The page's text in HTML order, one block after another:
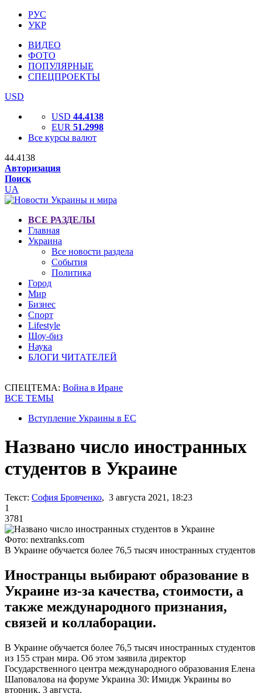
РУС
УКР
ВИДЕО
ФОТО
ПОПУЛЯРНЫЕ
СПЕЦПРОЕКТЫ
USD
USD 44.4138
EUR 51.2998
Все курсы валют
44.4138
Авторизация
Поиск
UA
ВСЕ РАЗДЕЛЫ
Главная
Украина
Все новости раздела
События
Политика
Город
Мир
Бизнес
Спорт
Lifestyle
Шоу-биз
Наука
БЛОГИ ЧИТАТЕЛЕЙ
СПЕЦТЕМА: Война в Иране
ВСЕ ТЕМЫ
Вступление Украины в ЕС
Названо число иностранных
студентов в Украине
Текст: София Бровченко, 3 августа 2021, 18:23
1
3781
Фото: nextranks.com
В Украине обучается более 76,5 тысяч иностранных студентов
Иностранцы выбирают образование в
Украине из-за качества, стоимости, а
также международного признания,
связей и коллаборации.
В Украине обучается более 76,5 тысяч иностранных студентов
из 155 стран мира. Об этом заявила директор
Государственного центра международного образования Елена
Шаповалова на форуме Украина 30: Имидж Украины во
вторник, 3 августа.